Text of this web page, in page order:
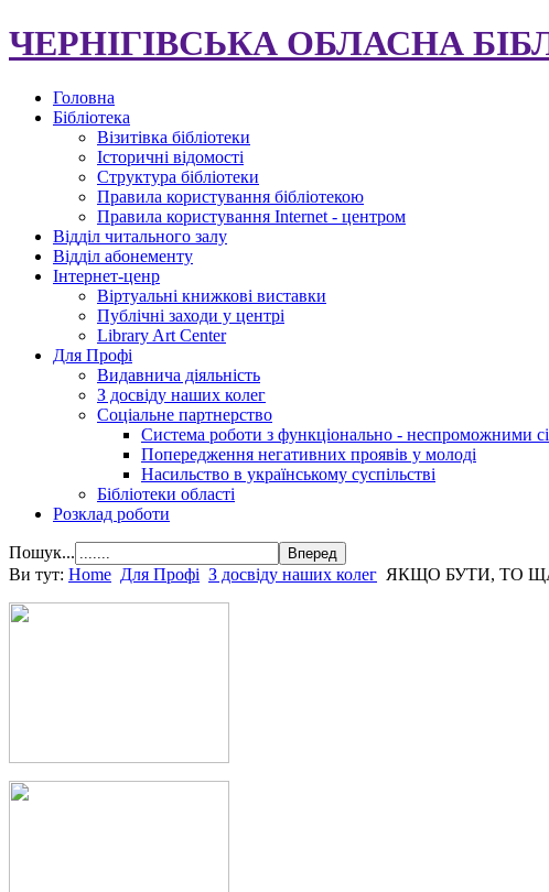
ЧЕРНІГІВСЬКА ОБЛАСНА
Головна
Бібліотека
Візитівка бібліотеки
Історичні відомості
Структура бібліотеки
Правила користування бібліотекою
Правила користування Internet - центром
Відділ читального залу
Відділ абонементу
Інтернет-ценр
Віртуальні книжкові виставки
Публічні заходи у центрі
Library Art Center
Для Профі
Видавнича діяльність
З досвіду наших колег
Соціальне партнерство
Система роботи з функціонально - неспроможними
Попередження негативних проявів у молоді
Насильство в українському суспільстві
Бібліотеки області
Розклад роботи
Пошук...
Ви тут: Home Для Профі З досвіду наших колег ЯКЩО БУТИ, ТО